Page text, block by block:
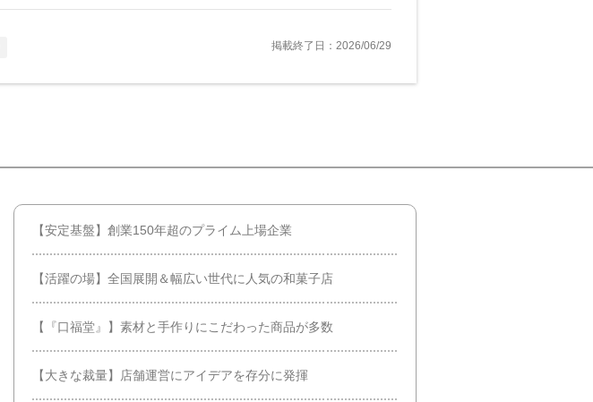
掲載終了日：2026/06/29
【安定基盤】創業150年超のプライム上場企業
【活躍の場】全国展開＆幅広い世代に人気の和菓子店
【『口福堂』】素材と手作りにこだわった商品が多数
【大きな裁量】店舗運営にアイデアを存分に発揮